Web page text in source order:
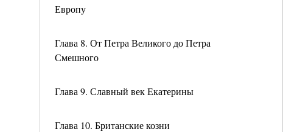
Европу
Глава 8. От Петра Великого до Петра
Смешного
Глава 9. Славный век Екатерины
Глава 10. Британские козни